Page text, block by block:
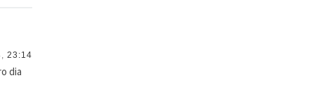
23:14
dia